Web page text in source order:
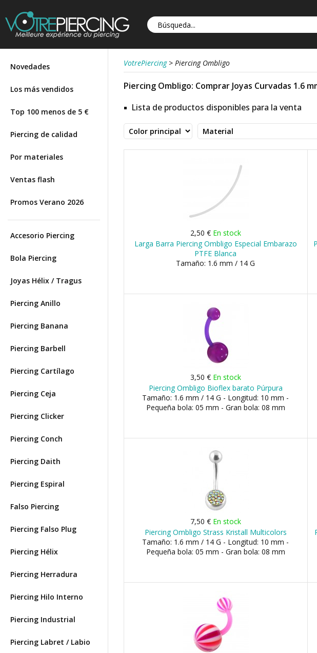
Novedades
Los más vendidos
Top 100 menos de 5 €
Piercing de calidad
Por materiales
Ventas flash
Promos Verano 2026
Accesorio Piercing
Bola Piercing
Joyas Hélix / Tragus
Piercing Anillo
Piercing Banana
Piercing Barbell
Piercing Cartílago
Piercing Ceja
Piercing Clicker
Piercing Conch
Piercing Daith
Piercing Espiral
Falso Piercing
Piercing Falso Plug
Piercing Hélix
Piercing Herradura
Piercing Hilo Interno
Piercing Industrial
Piercing Labret / Labio
VotrePiercing > Piercing Ombligo
Piercing Ombligo: Comprar Joyas Curvadas 1.6
Lista de productos disponibles para la venta
2,50 € En stock
Larga Barra Piercing Ombligo Especial Embarazo
PTFE Blanca
Tamaño: 1.6 mm / 14 G
3,50 € En stock
Piercing Ombligo Bioflex barato Púrpura
Tamaño: 1.6 mm / 14 G - Longitud: 10 mm -
Pequeña bola: 05 mm - Gran bola: 08 mm
7,50 € En stock
Piercing Ombligo Strass Kristall Multicolors
Tamaño: 1.6 mm / 14 G - Longitud: 10 mm -
Pequeña bola: 05 mm - Gran bola: 08 mm